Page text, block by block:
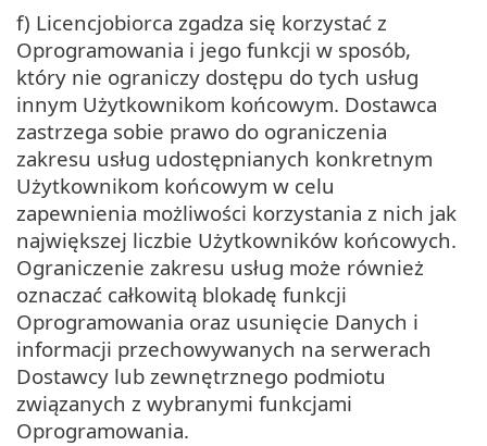
f) Licencjobiorca zgadza się korzystać z
Oprogramowania i jego funkcji w sposób,
który nie ograniczy dostępu do tych usług
innym Użytkownikom końcowym. Dostawca
zastrzega sobie prawo do ograniczenia
zakresu usług udostępnianych konkretnym
Użytkownikom końcowym w celu
zapewnienia możliwości korzystania z nich jak
największej liczbie Użytkowników końcowych.
Ograniczenie zakresu usług może również
oznaczać całkowitą blokadę funkcji
Oprogramowania oraz usunięcie Danych i
informacji przechowywanych na serwerach
Dostawcy lub zewnętrznego podmiotu
związanych z wybranymi funkcjami
Oprogramowania.